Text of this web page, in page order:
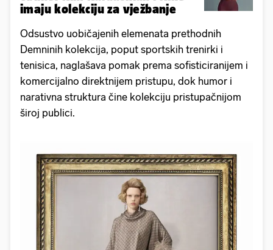
imaju kolekciju za vježbanje
Odsustvo uobičajenih elemenata prethodnih
Demninih kolekcija, poput sportskih trenirki i
tenisica, naglašava pomak prema sofisticiranijem i
komercijalno direktnijem pristupu, dok humor i
narativna struktura čine kolekciju pristupačnijom
široj publici.